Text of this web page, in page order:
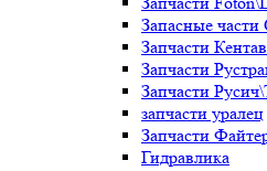
Запасные части
Запчасти
Запчасти
Запчасти
запчасти уралец
Запчасти
Гидравлика